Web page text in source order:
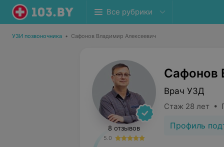
Все рубрики
УЗИ позвоночника • Сафонов Владимир Алексеевич
8 отзывов
5.0
Сафонов
Врач УЗД
Стаж 28 лет •
Профиль